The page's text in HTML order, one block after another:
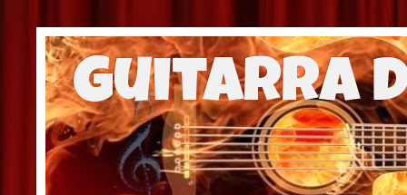
Guitarra